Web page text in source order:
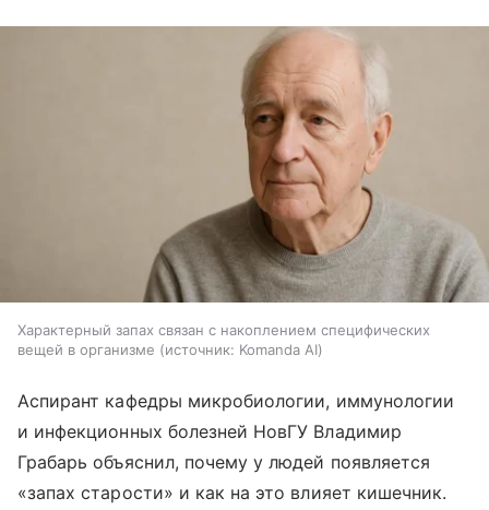
Характерный запах связан с накоплением специфических
вещей в организме
источник: Komanda AI
Аспирант кафедры микробиологии, иммунологии
и инфекционных болезней НовГУ Владимир
Грабарь объяснил, почему у людей появляется
«запах старости» и как на это влияет кишечник.